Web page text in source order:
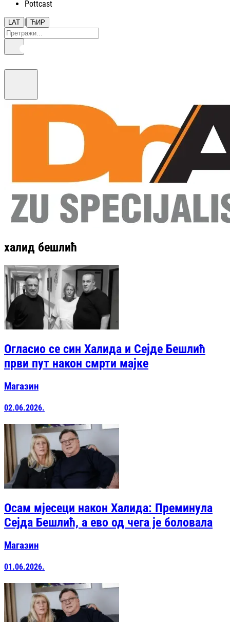
Pottcast
LAT | ЋИР
халид бешлић
Огласио се син Халида и Сејде Бешлић
први пут након смрти мајке
Магазин
02.06.2026.
Осам мјесеци након Халида: Преминула
Сејда Бешлић, а ево од чега је боловала
Магазин
01.06.2026.